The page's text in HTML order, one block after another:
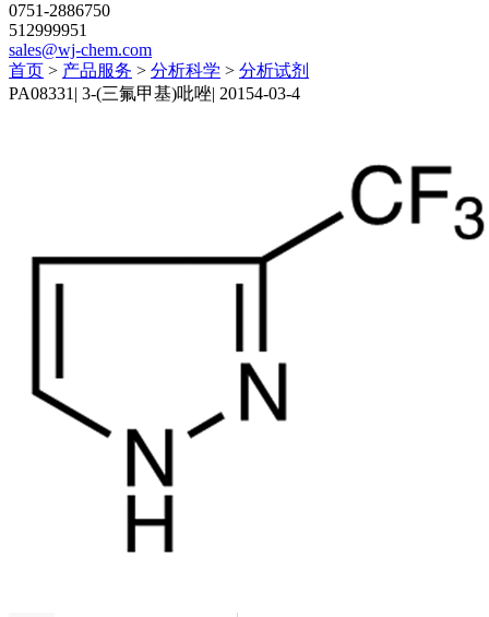
0751-2886750
512999951
sales@wj-chem.com
首页 > 产品服务 > 分析科学 > 分析试剂
PA08331 | 3-(三氟甲基)吡唑| 20154-03-4